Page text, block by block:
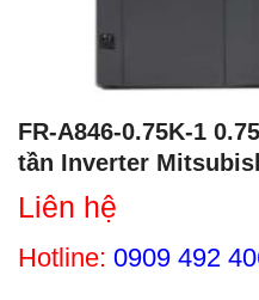
FR-A846-0.75K-1
tần Inverter
Liên hệ
Hotline: 0909 492